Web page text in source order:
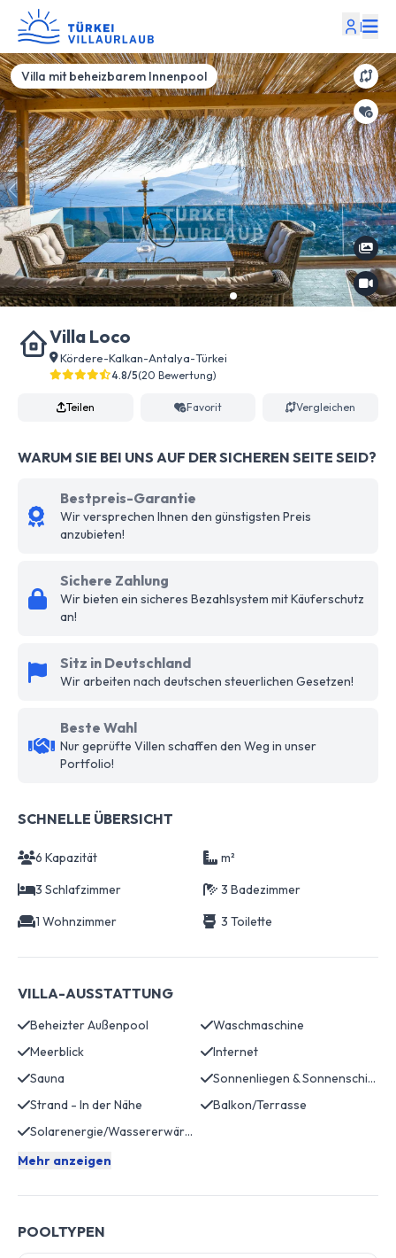
|
Villa mit beheizbarem Innenpool
Villa Loco
Kördere-Kalkan-Antalya-Türkei
4.8/5(20 Bewertung)
Teilen Favorit Vergleichen
WARUM SIE BEI UNS AUF DER SICHEREN SEITE SEID?
Bestpreis-Garantie
Wir versprechen Ihnen den günstigsten Preis
anzubieten!
Sichere Zahlung
Wir bieten ein sicheres Bezahlsystem mit Käuferschutz
an!
Sitz in Deutschland
Wir arbeiten nach deutschen steuerlichen Gesetzen!
Beste Wahl
Nur geprüfte Villen schaffen den Weg in unser
Portfolio!
SCHNELLE ÜBERSICHT
6 Kapazität
m²
3 Schlafzimmer
3 Badezimmer
1 Wohnzimmer
3 Toilette
VILLA-AUSSTATTUNG
Beheizter Außenpool
Waschmaschine
Meerblick
Internet
Sauna
Sonnenliegen & Sonnenschirme
Strand - In der Nähe
Balkon/Terrasse
Solarenergie/Wassererwärmung
Mehr anzeigen
POOLTYPEN